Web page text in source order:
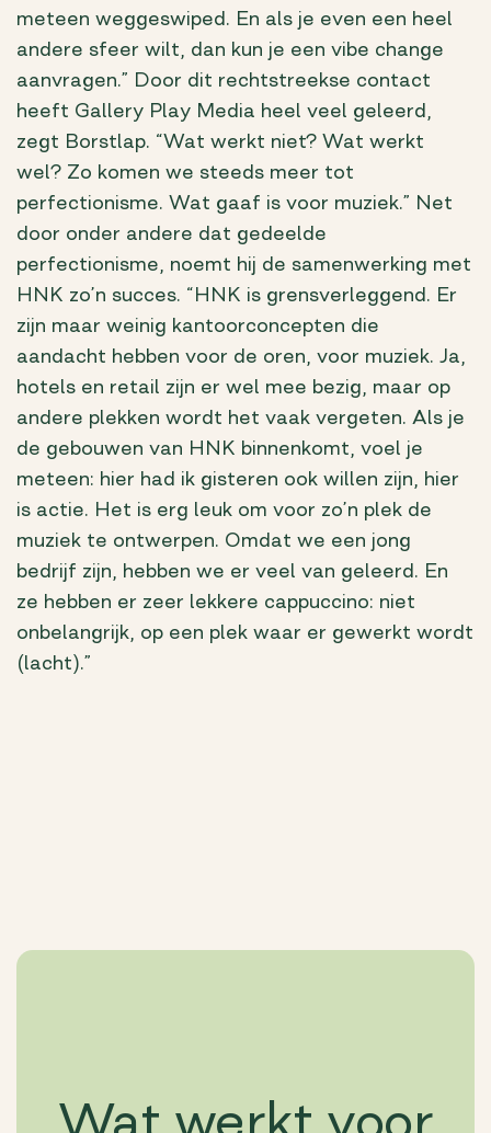
meteen weggeswiped. En als je even een heel
andere sfeer wilt, dan kun je een vibe change
aanvragen.” Door dit rechtstreekse contact
heeft Gallery Play Media heel veel geleerd,
zegt Borstlap. “Wat werkt niet? Wat werkt
wel? Zo komen we steeds meer tot
perfectionisme. Wat gaaf is voor muziek.” Net
door onder andere dat gedeelde
perfectionisme, noemt hij de samenwerking met
HNK zo’n succes. “HNK is grensverleggend. Er
zijn maar weinig kantoorconcepten die
aandacht hebben voor de oren, voor muziek. Ja,
hotels en retail zijn er wel mee bezig, maar op
andere plekken wordt het vaak vergeten. Als je
de gebouwen van HNK binnenkomt, voel je
meteen: hier had ik gisteren ook willen zijn, hier
is actie. Het is erg leuk om voor zo’n plek de
muziek te ontwerpen. Omdat we een jong
bedrijf zijn, hebben we er veel van geleerd. En
ze hebben er zeer lekkere cappuccino: niet
onbelangrijk, op een plek waar er gewerkt wordt
(lacht).”
Wat werkt voor